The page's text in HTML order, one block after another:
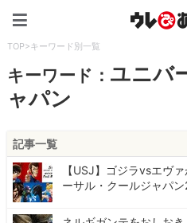
TOP>キーワード別一覧
キーワード： ユニバ
ャパン
記事一覧
【USJ】ゴジラvsエヴ
ーサル・クールジャパ